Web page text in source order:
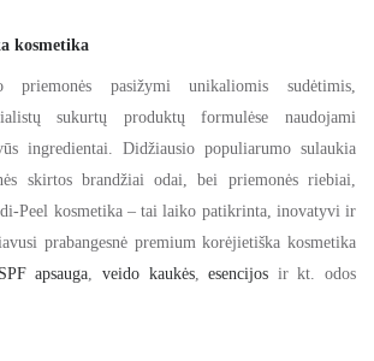
kosmetika
priemonės pasižymi unikaliomis sudėtimis,
sukurtų produktų formulėse naudojami
ingredientai. Didžiausio populiarumo sulaukia
skirtos brandžiai odai, bei priemonės riebiai,
Peel kosmetika – tai laiko patikrinta, inovatyvi ir
prabangesnė premium korėjietiška kosmetika
SPF apsauga,veido kaukės,esencijos ir kt. odos